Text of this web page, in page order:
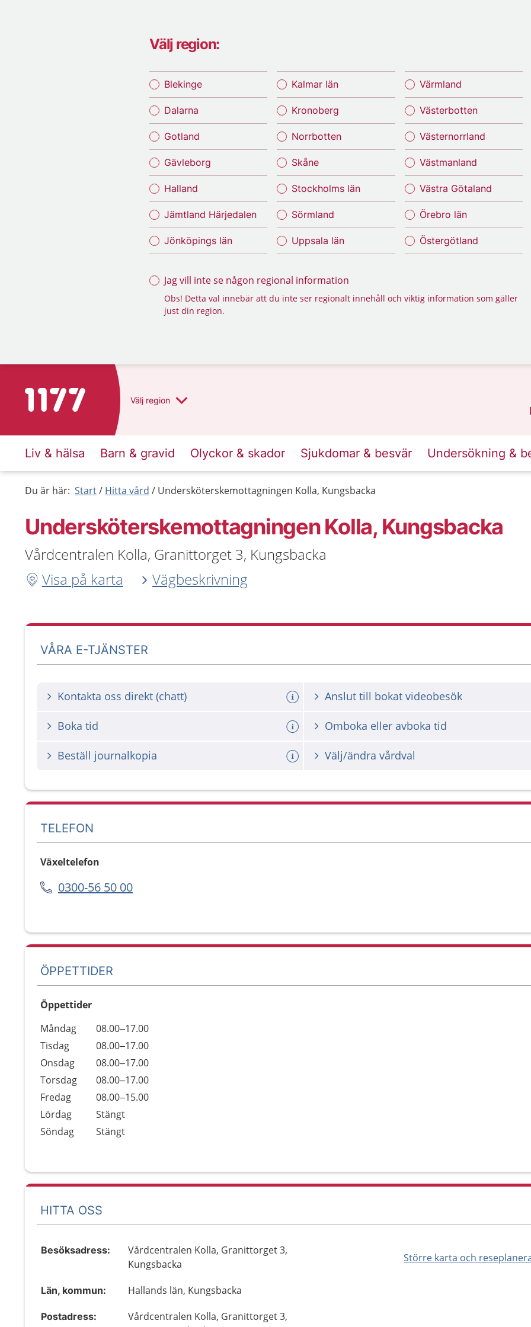
Välj region:
Blekinge
Dalarna
Gotland
Gävleborg
Halland
Jämtland Härjedalen
Jönköpings län
Kalmar län
Kronoberg
Norrbotten
Skåne
Stockholms län
Sörmland
Uppsala län
Värmland
Västerbotten
Västernorrland
Västmanland
Västra Götaland
Örebro län
Östergötland
Jag vill inte se någon regional information
Obs! Detta val innebär att du inte ser regionalt innehåll och viktig information som gäller
just din region.
Till startsidan för 1177 Välj region
Liv & hälsa Barn & gravid Olyckor & skador Sjukdomar & besvär Undersökning &
Du är här: Start Hitta vård Undersköterskemottagningen Kolla, Kungsbacka
Undersköterskemottagningen Kolla, Kungsbacka
Vårdcentralen Kolla, Granittorget 3, Kungsbacka
Visa på karta
Vägbeskrivning
VÅRA E-TJÄNSTER
Kontakta oss direkt (chatt) Anslut till bokat videobesök
Boka tid Omboka eller avboka tid
Beställ journalkopia Välj/ändra vårdval
TELEFON
Växeltelefon
0300-56 50 00
ÖPPETTIDER
Öppettider
Dag
Öppettider
Kommentarer
Måndag
08.00–17.00
Tisdag
08.00–17.00
Onsdag
08.00–17.00
Torsdag
08.00–17.00
Fredag
08.00–15.00
Lördag
Stängt
Söndag
Stängt
HITTA OSS
Större karta och
Besöksadress:
Vårdcentralen Kolla, Granittorget 3,
Kungsbacka
Län, kommun: Hallands län, Kungsbacka
Postadress:
Vårdcentralen Kolla, Granittorget 3,